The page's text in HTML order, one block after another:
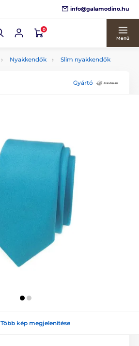
info@galamodino.hu
0
Menü
Nyakkendők Slim nyakkendők
Gyártó
Több kép megjelenítése